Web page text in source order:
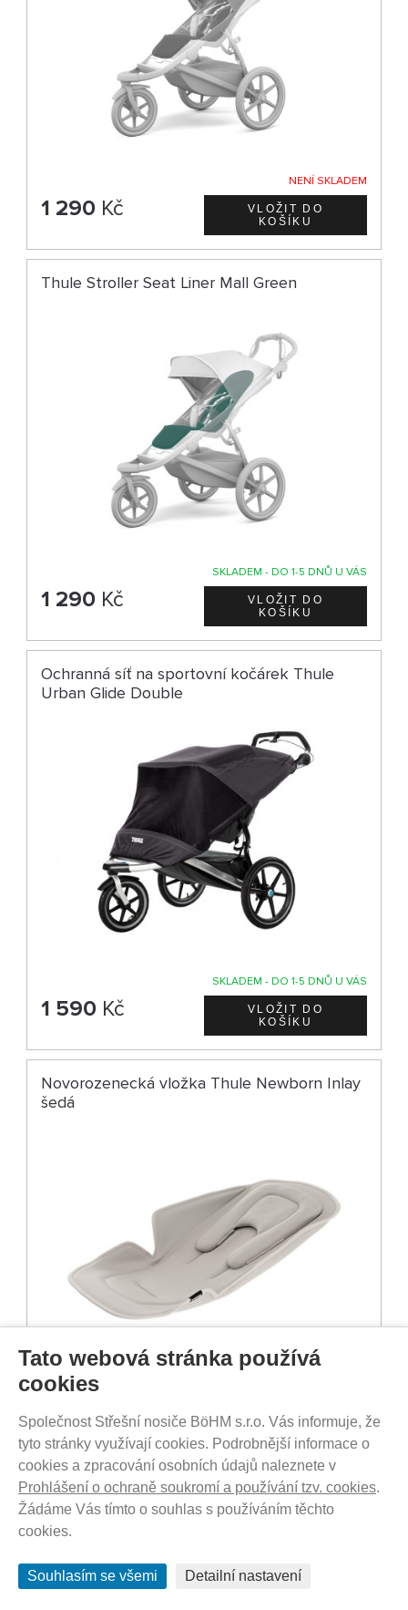
NENÍ SKLADEM
1 290 Kč
Thule Stroller Seat Liner Mall Green
SKLADEM - DO 1-5 DNŮ U VÁS
1 290 Kč
Ochranná síť na sportovní kočárek Thule
Urban Glide Double
SKLADEM - DO 1-5 DNŮ U VÁS
1 590 Kč
Novorozenecká vložka Thule Newborn Inlay
šedá
1 780Kč
Adaptér pro uchycení dětské sedačky Glide /
Urban Glide
Tato webová stránka používá
cookies
Společnost Střešní nosiče BöHM s.r.o. Vás informuje, že
tyto stránky využívají cookies. Podrobnější informace o
cookies a zpracování osobních údajů naleznete v
Prohlášení o ochraně soukromí a používání tzv. cookies.
Žádáme Vás tímto o souhlas s používáním těchto
cookies.
Souhlasím se všemi Detailní nastavení